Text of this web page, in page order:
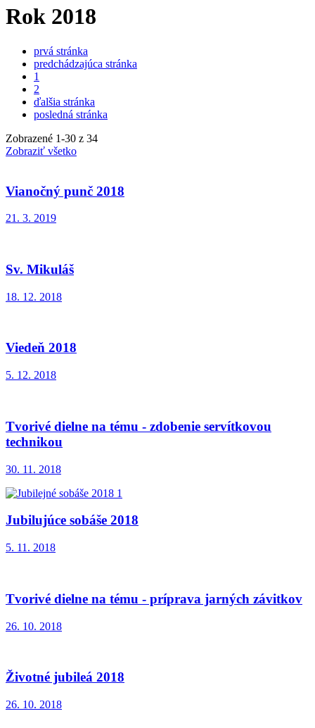
Rok 2018
prvá stránka
predchádzajúca stránka
1
2
ďalšia stránka
posledná stránka
Zobrazené 1-30 z 34
Zobraziť všetko
Vianočný punč 2018
21. 3. 2019
Sv. Mikuláš
18. 12. 2018
Viedeň 2018
5. 12. 2018
Tvorivé dielne na tému - zdobenie servítkovou
technikou
30. 11. 2018
Jubilujúce sobáše 2018
5. 11. 2018
Tvorivé dielne na tému - príprava jarných závitkov
26. 10. 2018
Životné jubileá 2018
26. 10. 2018